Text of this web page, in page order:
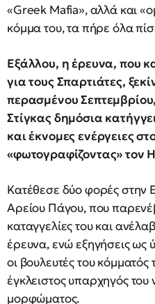
«Greek Mafia», αλλά και
κόμμα του, τα πήρε όλα
Εξάλλου, η έρευνα, που
για τους Σπαρτιάτες,
περασμένου
Στίγκας δημόσια
και έκνομες ενέργειες
«φωτογραφίζοντας» τον
Κατέθεσε δύο φορές στην
Αρείου Πάγου, που
καταγγελίες του και
έρευνα, ενώ εξηγήσεις ως
οι βουλευτές του κόμματός
έγκλειστος υπαρχηγός του
μορφώματος.